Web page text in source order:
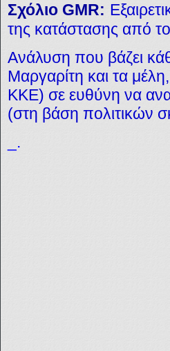
Σχόλιο GMR:
της κατάστασης από
Ανάλυση που βάζει
Μαργαρίτη και τα
ΚΚΕ) σε ευθύνη να
(στη βάση πολιτικών
_.